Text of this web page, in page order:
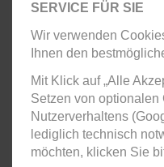
Kontakt
Impressum
Datenschutzerklärung
AGB
SERVICE FÜR SIE
Wir verwenden
Ihnen den
Mit Klick auf „Alle
Setzen von
Nutzerverhaltens
lediglich technisch
möchten, klicken Sie